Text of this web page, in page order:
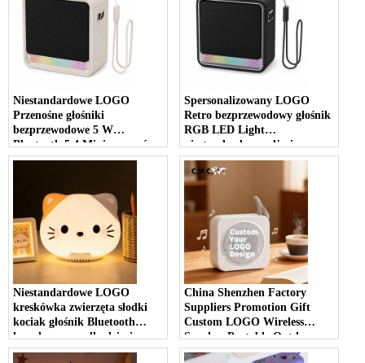
Niestandardowe LOGO
Przenośne głośniki
bezprzewodowe 5 W
Bluetooth 5.4 Mini przenośny
głośnik bezprzewodowy 1200
Spersonalizowany LOGO
Retro bezprzewodowy głośnik
RGB LED Light
niestandardowe zdjęcie
dźwięk stereo Mini przenośny
głośnik bezprzewodowy do
domu na zewnątrz
Niestandardowe LOGO
kreskówka zwierzęta słodki
kociak głośnik Bluetooth
lampka nocna dla dzieci
chłopcy 1200mAh duża
China Shenzhen Factory
Suppliers Promotion Gift
Custom LOGO Wireless
Speaker Portable Outdoor
Hiking Bluetooth Wireless